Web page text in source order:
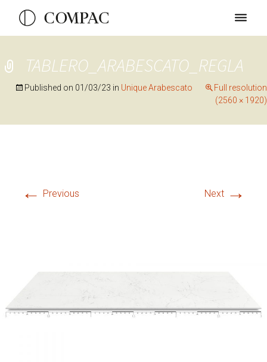
TABLERO_ARABESCATO_REGLA
Published on 01/03/23 in Unique Arabescato
Full resolution
(2560 × 1920)
← Previous Next →